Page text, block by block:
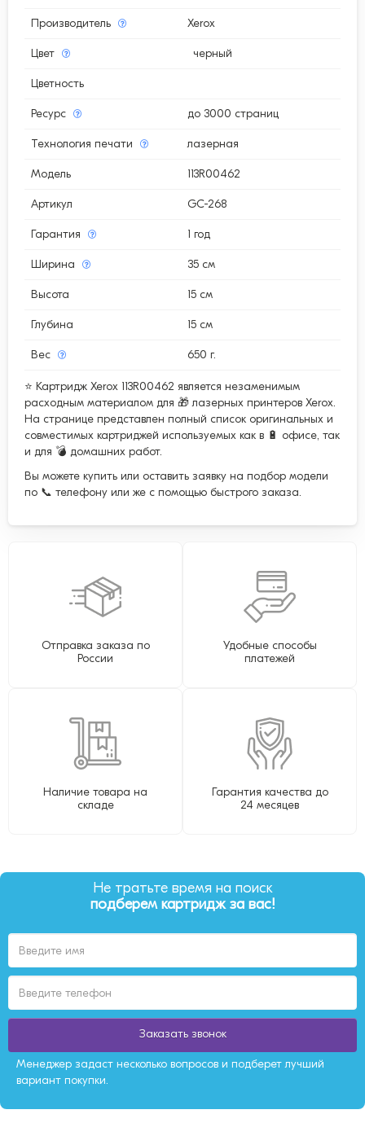
Производитель Xerox
Цвет черный
Цветность
Ресурс до 3000 страниц
Технология печати лазерная
Модель 113R00462
Артикул GC-268
Гарантия 1 год
Ширина 35 см
Высота 15 см
Глубина 15 см
Вес 650 г.
⭐ Картридж Xerox 113R00462 является незаменимым
расходным материалом для 🎁 лазерных принтеров Xerox.
На странице представлен полный список оригинальных и
совместимых картриджей используемых как в 🔋 офисе, так
и для 💣 домашних работ.
Вы можете купить или оставить заявку на подбор модели
по 📞 телефону или же с помощью быстрого заказа.
Отправка заказа по
России
Удобные способы
платежей
Наличие товара на
складе
Гарантия качества до
24 месяцев
Не тратьте время на поиск
подберем картридж за вас!
Заказать звонок
Менеджер задаст несколько вопросов и подберет лучший
вариант покупки.